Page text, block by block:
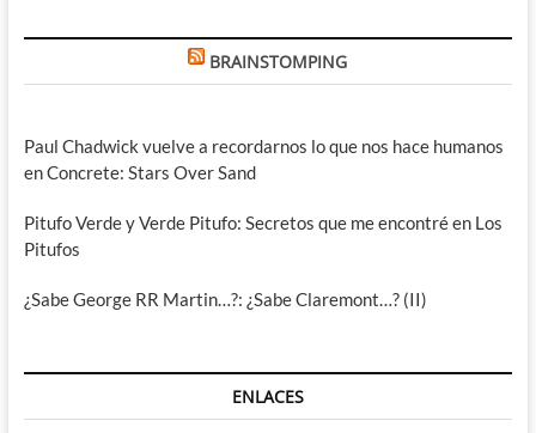
BRAINSTOMPING
Paul Chadwick vuelve a recordarnos lo que nos hace humanos
en Concrete: Stars Over Sand
Pitufo Verde y Verde Pitufo: Secretos que me encontré en Los
Pitufos
¿Sabe George RR Martin…?: ¿Sabe Claremont…? (II)
ENLACES